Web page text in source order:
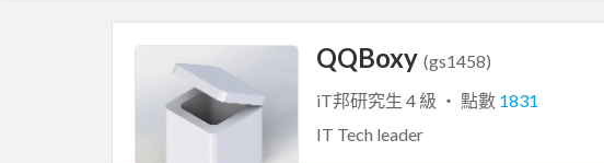
QQBoxy (gs1458)
iT邦研究生 4 級 ‧ 點數 1831
IT Tech leader